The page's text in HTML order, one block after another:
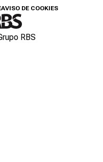
AVISO DE COOKIES
RBS